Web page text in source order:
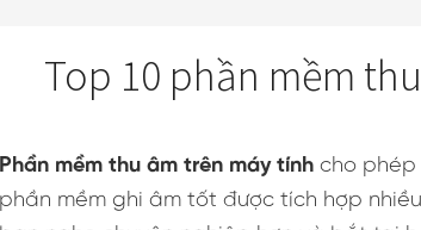
Top 10 phần mềm
Phần mềm thu âm trên máy tính cho phép
phần mềm ghi âm tốt được tích hợp